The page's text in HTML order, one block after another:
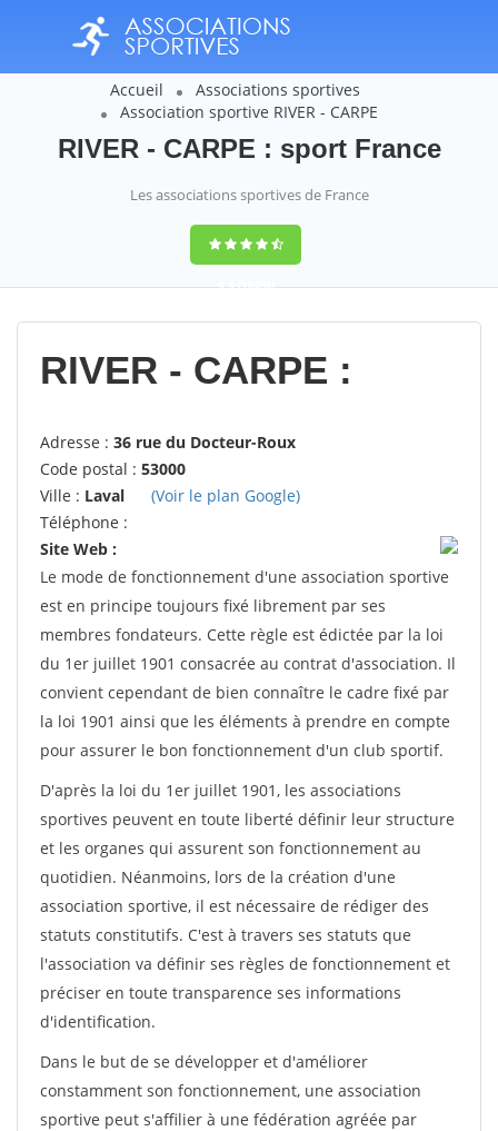
Accueil
Associations sportives
Association sportive RIVER - CARPE
RIVER - CARPE : sport France
Les associations sportives de France
9,4(100%)
14358votes
RIVER - CARPE :
Adresse : 36 rue du Docteur-Roux
Code postal : 53000
Ville : Laval
(Voir le plan Google)
Téléphone :
Site Web :
Le mode de fonctionnement d'une association sportive
est en principe toujours fixé librement par ses
membres fondateurs. Cette règle est édictée par la loi
du 1er juillet 1901 consacrée au contrat d'association. Il
convient cependant de bien connaître le cadre fixé par
la loi 1901 ainsi que les éléments à prendre en compte
pour assurer le bon fonctionnement d'un club sportif.
D'après la loi du 1er juillet 1901, les associations
sportives peuvent en toute liberté définir leur structure
et les organes qui assurent son fonctionnement au
quotidien. Néanmoins, lors de la création d'une
association sportive, il est nécessaire de rédiger des
statuts constitutifs. C'est à travers ses statuts que
l'association va définir ses règles de fonctionnement et
préciser en toute transparence ses informations
d'identification.
Dans le but de se développer et d'améliorer
constamment son fonctionnement, une association
sportive peut s'affilier à une fédération agréée par